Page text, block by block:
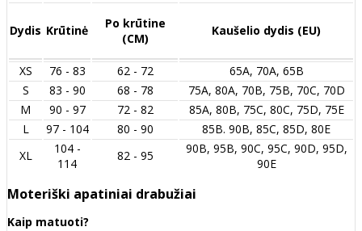
Dydis Krūtinė
Po krūtine
(CM)
Kaušelio dydis (EU)
XS 76 - 83 62 - 72
65A, 70A, 65B
S
83 - 90 68 - 78
75A, 80A, 70B, 75B, 70C, 70D
M
90 - 97 72 - 82
85A, 80B, 75C, 80C, 75D, 75E
L
97 - 104 80 - 90
85B. 90B, 85C, 85D, 80E
XL
104 -
114
82 - 95
90B, 95B, 90C, 95C, 90D, 95D,
90E
Moteriški apatiniai drabužiai
Kaip matuoti?